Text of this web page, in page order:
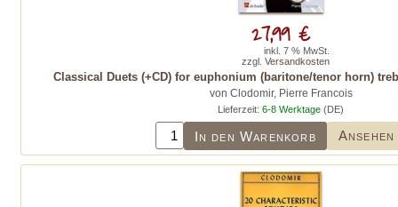
Classical Duets (+CD) for euphonium (baritone/tenor horn)
von Clodomir, Pierre Francois
Lieferzeit: 6-8 Werktage (DE)
In den Warenkorb Ansehen
27,99 €
inkl. 7 % MwSt.
zzgl. Versandkosten